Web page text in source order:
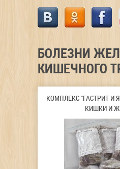
БОЛЕЗНИ
КИШЕЧНОГО
КОМПЛЕКС "ГАСТРИТ И
КИШКИ И
Страницы